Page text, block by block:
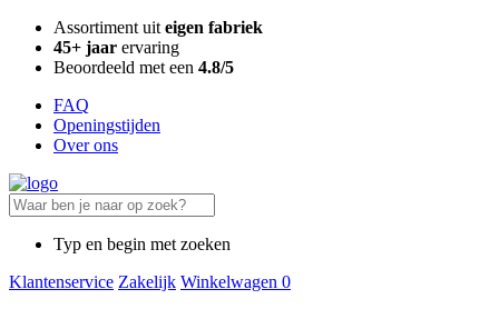
Assortiment uit eigen fabriek
45+ jaar ervaring
Beoordeeld met een 4.8/5
FAQ
Openingstijden
Over ons
Typ en begin met zoeken
Klantenservice Zakelijk Winkelwagen 0